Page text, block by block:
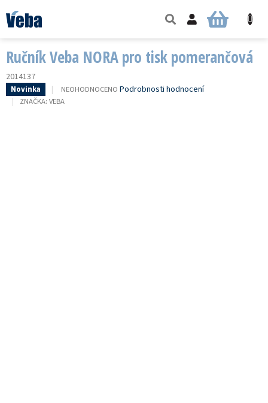
na
obsah
NÁKUPNÍ
Ručník Veba NORA pro tisk pomerančová
2014137
Novinka
PRŮMĚRNÉ
HODNOCENÍ
NEOHODNOCENO Podrobnosti hodnocení
ZNAČKA: VEBA